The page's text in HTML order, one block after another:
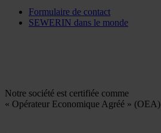
Formulaire de contact
SEWERIN dans le monde
Notre société est certifiée comme
« Opérateur Economique Agréé » (OEA)